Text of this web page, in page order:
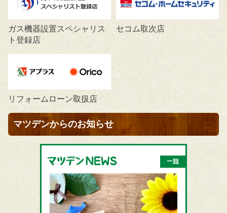
ガス機器設置スペシャリス
ト登録店
セコム取次店
リフォームローン取扱店
マツデンからのお知らせ